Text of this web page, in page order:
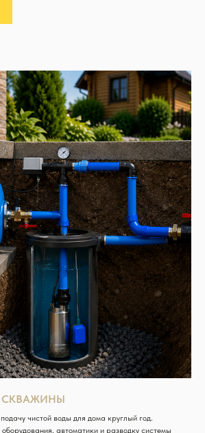
СКВАЖИНЫ
чистой воды для дома круглый год.
автоматики и разводку системы